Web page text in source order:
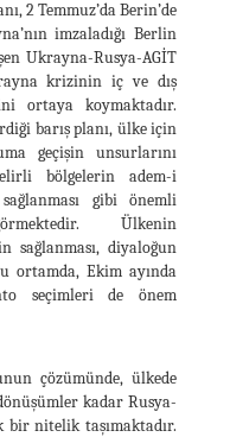
2 Temmuz’da Berin’de
imzaladığı Berlin
Ukrayna-Rusya-AGİT
krizinin iç ve dış
ortaya koymaktadır.
barış planı, ülke için
geçişin unsurlarını
bölgelerin adem-i
gibi önemli
Ülkenin
sağlanması, diyaloğun
ortamda, Ekim ayında
seçimleri de önem
çözümünde, ülkede
kadar Rusya-
nitelik taşımaktadır.